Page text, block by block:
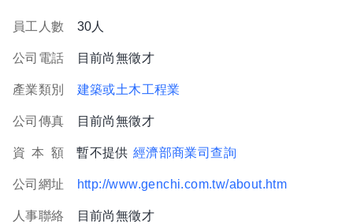
員工人數 30人
公司電話 目前尚無徵才
產業類別 建築或土木工程業
公司傳真 目前尚無徵才
資 本 額 暫不提供 經濟部商業司查詢
公司網址 http://www.genchi.com.tw/about.htm
人事聯絡 目前尚無徵才